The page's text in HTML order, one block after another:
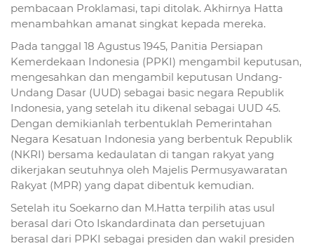
pembacaan Proklamasi, tapi ditolak. Akhirnya Hatta
menambahkan amanat singkat kepada mereka.
Pada tanggal 18 Agustus 1945, Panitia Persiapan
Kemerdekaan Indonesia (PPKI) mengambil keputusan,
mengesahkan dan mengambil keputusan Undang-
Undang Dasar (UUD) sebagai basic negara Republik
Indonesia, yang setelah itu dikenal sebagai UUD 45.
Dengan demikianlah terbentuklah Pemerintahan
Negara Kesatuan Indonesia yang berbentuk Republik
(NKRI) bersama kedaulatan di tangan rakyat yang
dikerjakan seutuhnya oleh Majelis Permusyawaratan
Rakyat (MPR) yang dapat dibentuk kemudian.
Setelah itu Soekarno dan M.Hatta terpilih atas usul
berasal dari Oto Iskandardinata dan persetujuan
berasal dari PPKI sebagai presiden dan wakil presiden